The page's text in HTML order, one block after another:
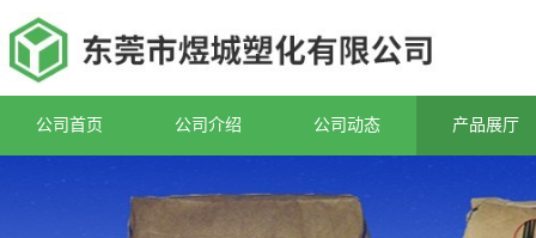
公司首页 公司介绍 公司动态 产品展厅